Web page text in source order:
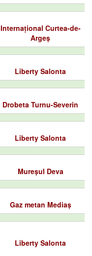
Internațional Curtea-de-
Argeș
Liberty Salonta
Drobeta Turnu-Severin
Liberty Salonta
Mureșul Deva
Gaz metan Mediaș
Liberty Salonta